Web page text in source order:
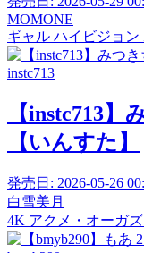
MOMONE
ギャル ハイビジョン
instc713
【instc713】
【いんすた】
発売日: 2026-05-26
白雪美月
4K アクメ・オーガ